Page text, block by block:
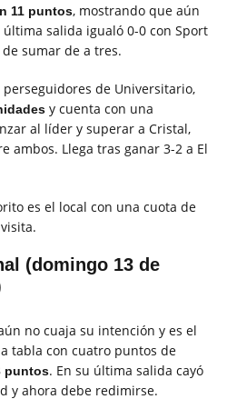
11 puntos, mostrando que aún
salida igualó 0-0 con Sport
sumar de a tres.
de Universitario,
y cuenta con una
al líder y superar a Cristal,
ambos. Llega tras ganar 3-2 a El
es el local con una cuota de
(domingo 13 de
no cuaja su intención y es el
tabla con cuatro puntos de
puntos. En su última salida cayó
y ahora debe redimirse.